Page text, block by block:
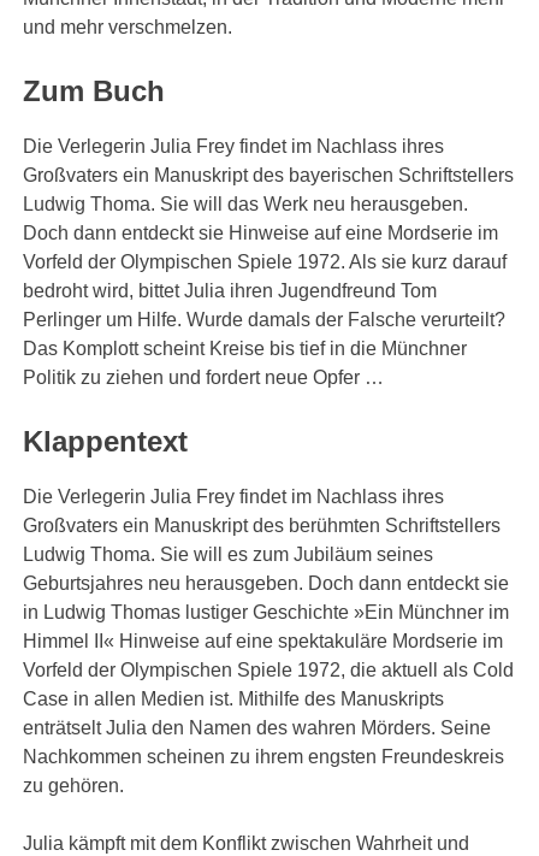
und mehr verschmelzen.
Zum Buch
Die Verlegerin Julia Frey findet im Nachlass ihres
Großvaters ein Manuskript des bayerischen Schriftstellers
Ludwig Thoma. Sie will das Werk neu herausgeben.
Doch dann entdeckt sie Hinweise auf eine Mordserie im
Vorfeld der Olympischen Spiele 1972. Als sie kurz darauf
bedroht wird, bittet Julia ihren Jugendfreund Tom
Perlinger um Hilfe. Wurde damals der Falsche verurteilt?
Das Komplott scheint Kreise bis tief in die Münchner
Politik zu ziehen und fordert neue Opfer …
Klappentext
Die Verlegerin Julia Frey findet im Nachlass ihres
Großvaters ein Manuskript des berühmten Schriftstellers
Ludwig Thoma. Sie will es zum Jubiläum seines
Geburtsjahres neu herausgeben. Doch dann entdeckt sie
in Ludwig Thomas lustiger Geschichte »Ein Münchner im
Himmel II« Hinweise auf eine spektakuläre Mordserie im
Vorfeld der Olympischen Spiele 1972, die aktuell als Cold
Case in allen Medien ist. Mithilfe des Manuskripts
enträtselt Julia den Namen des wahren Mörders. Seine
Nachkommen scheinen zu ihrem engsten Freundeskreis
zu gehören.
Julia kämpft mit dem Konflikt zwischen Wahrheit und